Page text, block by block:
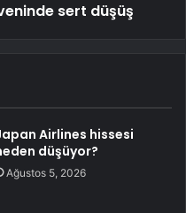
sert düşüş
Airlines hissesi
düşüyor?
Ağustos 5, 2026